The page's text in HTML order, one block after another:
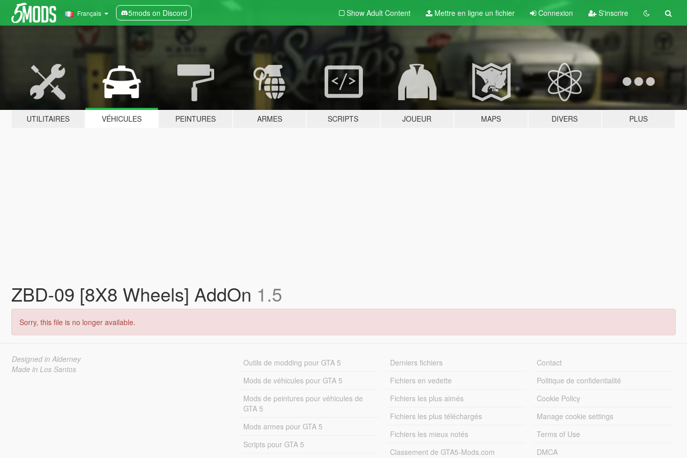
Français 5mods on Discord Show Adult Content Mettre en ligne un fichier Connexion S'inscrire
UTILITAIRES VÉHICULES PEINTURES ARMES SCRIPTS JOUEUR MAPS DIVERS PLUS
ZBD-09 [8X8 Wheels] AddOn 1.5
Sorry, this file is no longer available.
Designed in Alderney
Made in Los Santos
Outils de modding pour GTA 5
Mods de véhicules pour GTA 5
Mods de peintures pour véhicules de
GTA 5
Mods armes pour GTA 5
Scripts pour GTA 5
Derniers fichiers
Fichiers en vedette
Fichiers les plus aimés
Fichiers les plus téléchargés
Fichiers les mieux notés
Classement de GTA5-Mods.com
Contact
Politique de confidentialité
Cookie Policy
Manage cookie settings
Terms of Use
DMCA